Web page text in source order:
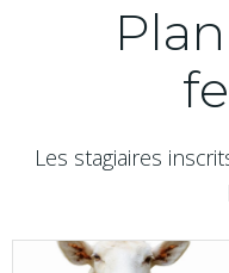
Les stagiaires